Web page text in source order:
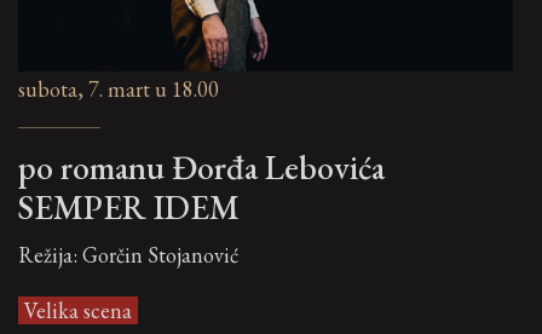
subota, 7. mart u 18.00
po romanu Đorđa Lebovića
SEMPER IDEM
Režija: Gorčin Stojanović
Velika scena